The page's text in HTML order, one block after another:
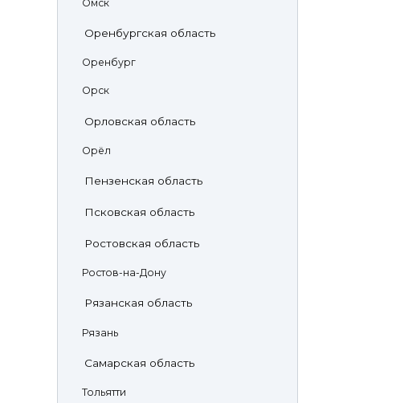
Омск
Оренбургская область
Оренбург
Орск
Орловская область
Орёл
Пензенская область
Псковская область
Ростовская область
Ростов-на-Дону
Рязанская область
Рязань
Самарская область
Тольятти